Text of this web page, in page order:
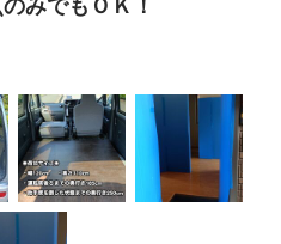
みでもＯＫ！